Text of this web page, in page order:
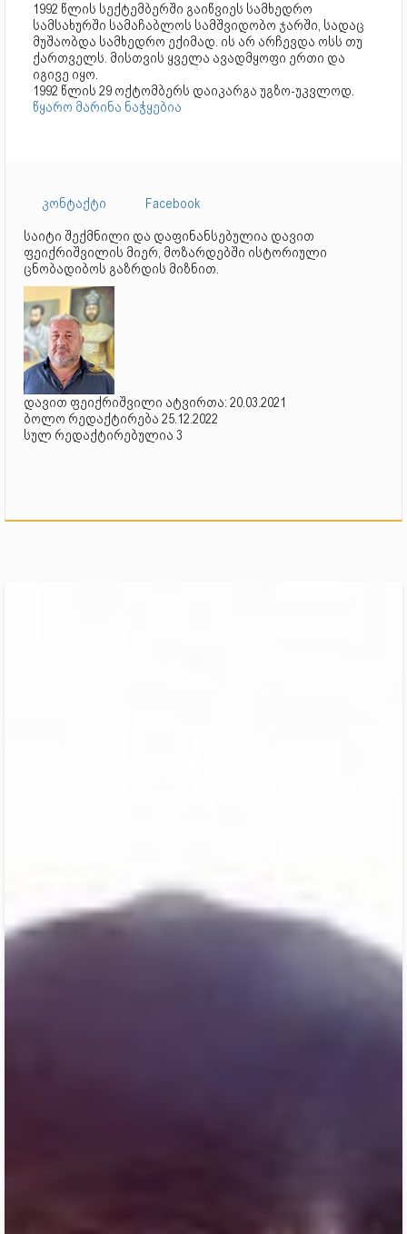
1992 წლის სექტემბერში გაიწვიეს სამხედრო
სამსახურში სამაჩაბლოს სამშვიდობო ჯარში, სადაც
მუშაობდა სამხედრო ექიმად. ის არ არჩევდა ოსს თუ
ქართველს. მისთვის ყველა ავადმყოფი ერთი და
იგივე იყო.
1992 წლის 29 ოქტომბერს დაიკარგა უგზო-უკვლოდ.
წყარო მარინა ნაჭყებია
კონტაქტი
Facebook
საიტი შექმნილი და დაფინანსებულია დავით
ფეიქრიშვილის მიერ, მოზარდებში ისტორიული
ცნობადიბოს გაზრდის მიზნით.
დავით ფეიქრიშვილი ატვირთა: 20.03.2021
ბოლო რედაქტირება 25.12.2022
სულ რედაქტირებულია 3